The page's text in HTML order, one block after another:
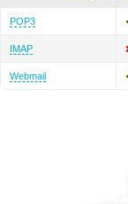
POP3
IMAP
Webmail